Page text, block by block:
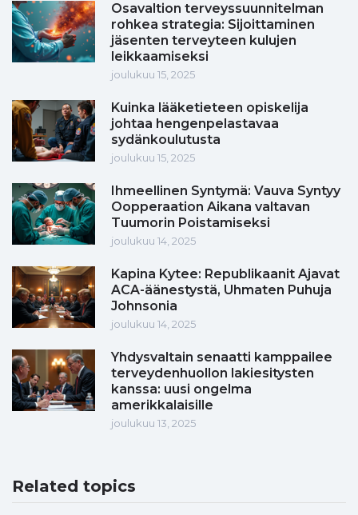
Osavaltion terveyssuunnitelman
rohkea strategia: Sijoittaminen
jäsenten terveyteen kulujen
leikkaamiseksi
joulukuu 15, 2025
Kuinka lääketieteen opiskelija
johtaa hengenpelastavaa
sydänkoulutusta
joulukuu 15, 2025
Ihmeellinen Syntymä: Vauva Syntyy
Oopperaation Aikana valtavan
Tuumorin Poistamiseksi
joulukuu 14, 2025
Kapina Kytee: Republikaanit Ajavat
ACA-äänestystä, Uhmaten Puhuja
Johnsonia
joulukuu 14, 2025
Yhdysvaltain senaatti kamppailee
terveydenhuollon lakiesitysten
kanssa: uusi ongelma
amerikkalaisille
joulukuu 13, 2025
Related topics